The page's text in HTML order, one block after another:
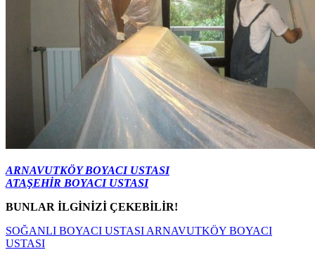
ARNAVUTKÖY BOYACI USTASI
ATAŞEHİR BOYACI USTASI
BUNLAR İLGİNİZİ ÇEKEBİLİR!
SOĞANLI BOYACI USTASIARNAVUTKÖY BOYACI
USTASI